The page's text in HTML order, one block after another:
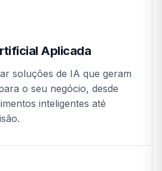
Aplicada
soluções de IA que geram
o seu negócio, desde
inteligentes até